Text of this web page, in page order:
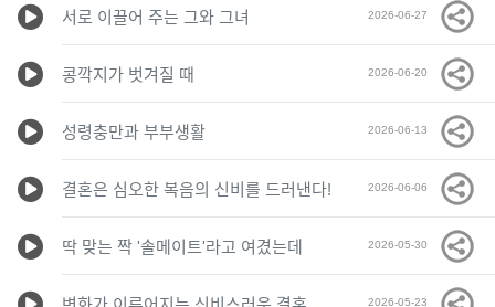
서로 이끌어 주는 그와 그녀 2026-06-27
콩깍지가 벗겨질 때 2026-06-20
성령충만과 부부생활 2026-06-13
결혼은 심오한 복음의 신비를 드러낸다! 2026-06-06
딱 맞는 짝 '솔메이트'라고 여겼는데 2026-05-30
2026-05-23